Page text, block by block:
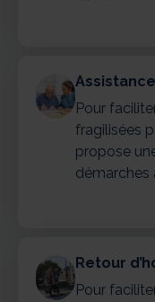
Pour
fragilisées
propose
démarches
Retour
Pour